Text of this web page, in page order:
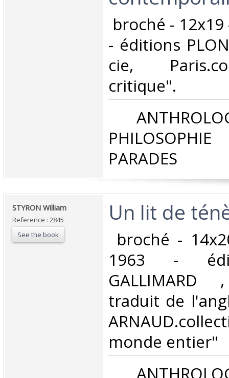
broché -
- éditions
cie,
critique".‎
PHILOSOPHIE
PARADES‎
‎STYRON William‎
Reference : 2845
See the book
‎Un lit de
broché -
1963 -
GALLIMARD
traduit de
monde entier"‎